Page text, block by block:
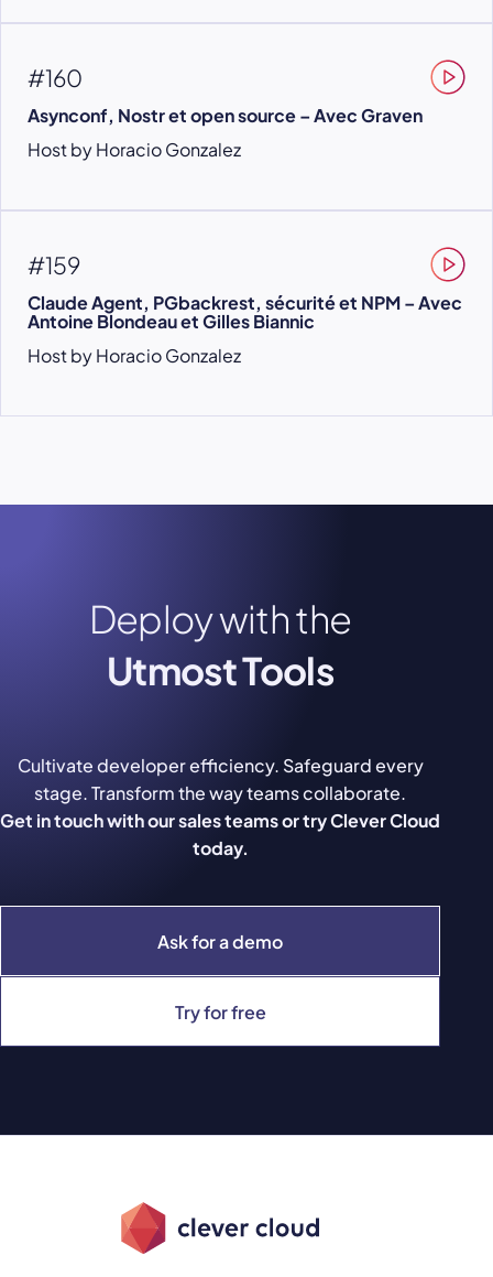
#160
Asynconf, Nostr et open source – Avec Graven
Host by Horacio Gonzalez
#159
Claude Agent, PGbackrest, sécurité et NPM – Avec
Antoine Blondeau et Gilles Biannic
Host by Horacio Gonzalez
Deploy with the
Utmost Tools
Ask for a demo
Try for free
Cultivate developer efficiency. Safeguard every
stage. Transform the way teams collaborate.
Get in touch with our sales teams or try Clever Cloud
today.